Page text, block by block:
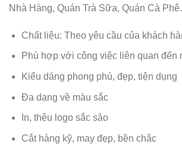
Nhà Hàng, Quán Trà Sữa, Quán Cà
Chất liệu: Theo yêu cầu của khách
Phù hợp với công việc liên quan đến
Kiểu dáng phong phú, đẹp, tiện dụng
Đa dạng về màu sắc
In, thêu logo sắc sảo
Cắt hàng kỹ, may đẹp, bền chắc